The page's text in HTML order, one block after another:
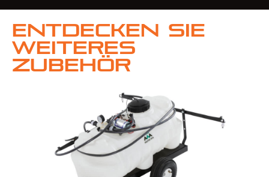
Entdecken Sie
weiteres
Zubehör